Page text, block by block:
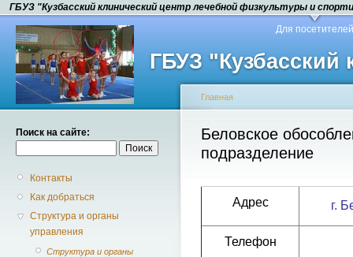
ГБУЗ "Кузбасский клинический центр лечебной физкультуры и
ГБУЗ
Для посетителей
Поиск на сайте:
Контакты
Как добраться
Структура и органы
управления
Структура и органы
Главная
Беловское
подразделение
Адрес г.
Телефон